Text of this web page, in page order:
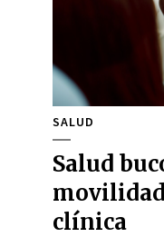
SALUD
Salud
clínica